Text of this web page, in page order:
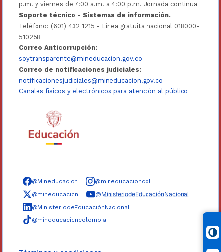
p.m. y viernes de 7:00 a.m. a 4:00 p.m. Jornada continua
Soporte técnico - Sistemas de información.
Teléfono: (601) 432 1215 - Línea gratuita nacional 018000-
510258
Correo Anticorrupción:
soytransparente@mineducacion.gov.co
Correo de notificaciones judiciales:
notificacionesjudiciales@mineducacion.gov.co
Canales físicos y electrónicos para atención al público
Síguenos en redes sociales
@Mineducacion
@mineducacioncol
@mineducacion
@M̲i̲n̲i̲s̲t̲e̲r̲i̲o̲d̲e̲E̲d̲u̲c̲a̲c̲i̲ó̲n̲N̲a̲c̲i̲o̲n̲a̲l̲
@MinisteriodeEducaciónNacional
@mineducacioncolombia